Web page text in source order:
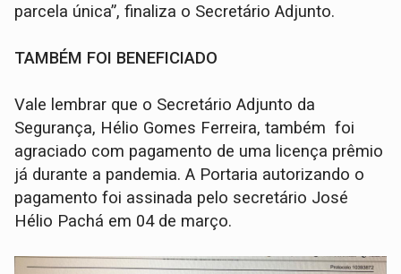
parcela única”, finaliza o Secretário Adjunto.
TAMBÉM FOI BENEFICIADO
Vale lembrar que o Secretário Adjunto da
Segurança, Hélio Gomes Ferreira, também foi
agraciado com pagamento de uma licença prêmio
já durante a pandemia. A Portaria autorizando o
pagamento foi assinada pelo secretário José
Hélio Pachá em 04 de março.